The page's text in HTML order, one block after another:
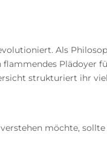
Als
Plädoyer
strukturiert ihr
möchte,